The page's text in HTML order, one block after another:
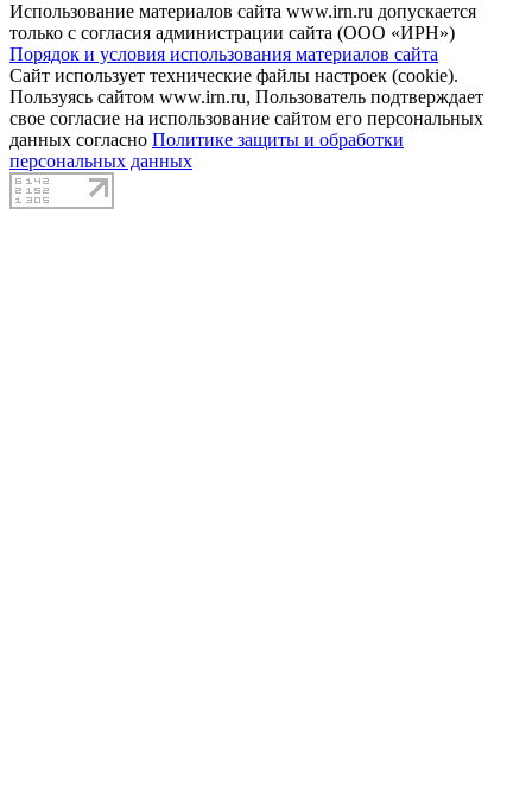
Использование материалов сайта www.irn.ru допускается
только с согласия администрации сайта (ООО «ИРН»)
Порядок и условия использования материалов сайта
Сайт использует технические файлы настроек (cookie).
Пользуясь сайтом www.irn.ru, Пользователь подтверждает
свое согласие на использование сайтом его персональных
данных согласно Политике защиты и обработки
персональных данных